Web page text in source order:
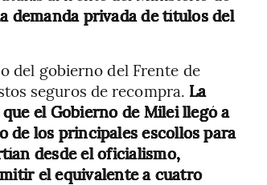
demanda privada de títulos del
del gobierno del Frente de
seguros de recompra. La
el Gobierno de Milei llegó a
de los principales escollos para
desde el oficialismo,
el equivalente a cuatro